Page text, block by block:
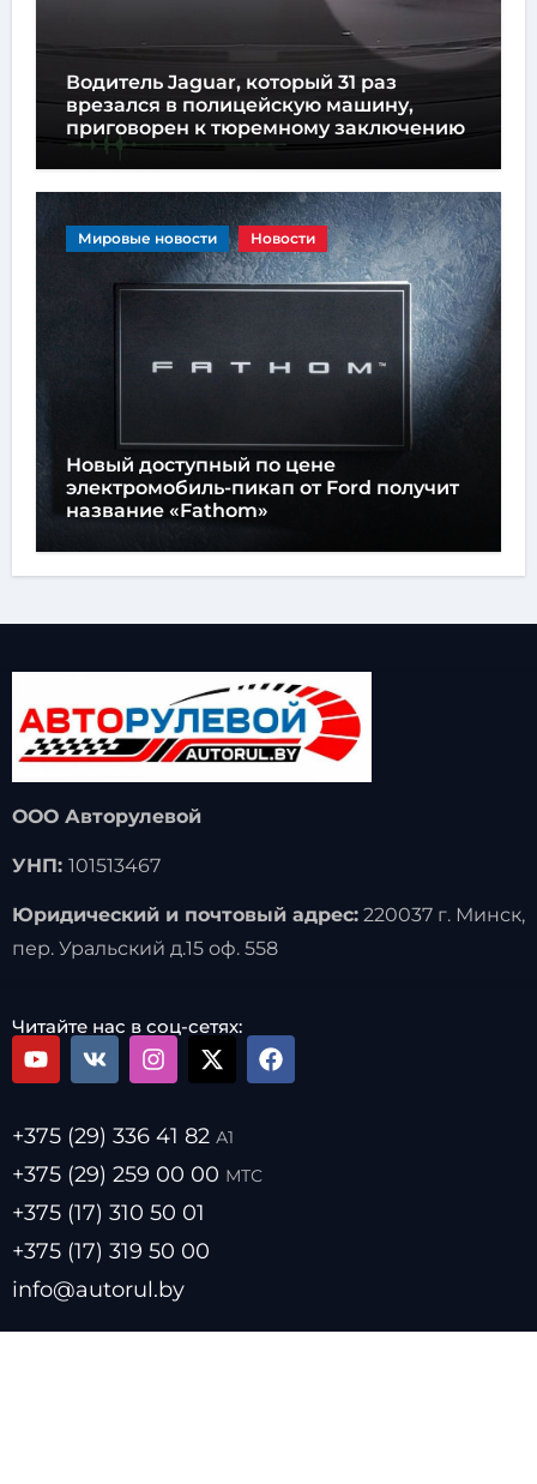
Водитель Jaguar, который 31 раз
врезался в полицейскую машину,
приговорен к тюремному заключению
Мировые новости Новости
Новый доступный по цене
электромобиль-пикап от Ford получит
название «Fathom»
ООО Авторулевой
УНП: 101513467
Юридический и почтовый адрес:220037 г. Минск,
пер. Уральский д.15 оф. 558
Читайте нас в соц-сетях:
+375 (29) 336 41 82 А1
+375 (29) 259 00 00 МТС
+375 (17) 310 50 01
+375 (17) 319 50 00
info@autorul.by